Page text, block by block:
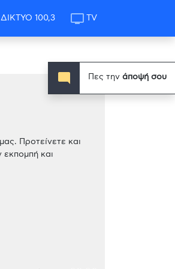
ΔΙΚΤΥΟ 100,3 tv TV
Προτείνετε και
εκπομπή και
mode_comment Πες την άποψή σου